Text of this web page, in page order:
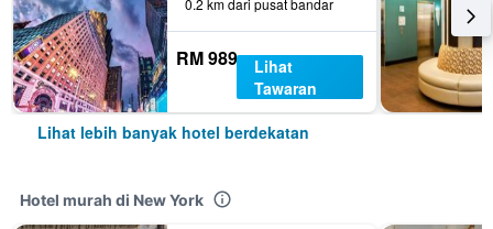
0.2 km dari pusat bandar
RM 989
Lihat
Tawaran
Lihat lebih banyak hotel berdekatan
Hotel murah di New York